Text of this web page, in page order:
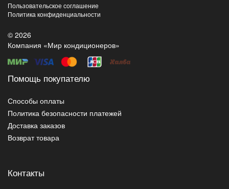
Пользовательское соглашение
Политика конфиденциальности
© 2026
Компания «Мир кондиционеров»
Помощь покупателю
Способы оплаты
Политика безопасности платежей
Доставка заказов
Возврат товара
Контакты